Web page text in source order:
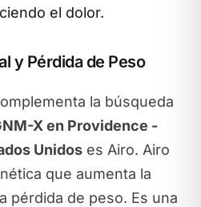
el dolor.
y Pérdida de Peso
la búsqueda
X en Providence -
Unidoses Airo. Airo
que aumenta la
pérdida de peso. Es una